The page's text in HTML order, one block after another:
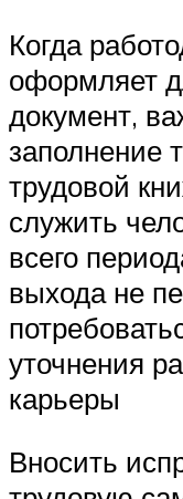
Когда
оформляет
документ,
заполнение
трудовой
служить
всего
выхода не
уточнения
карьеры
Вносить